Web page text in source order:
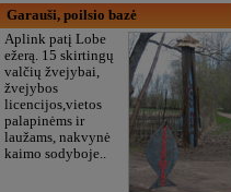
Garauši, poilsio bazė
Aplink patį Lobe
ežerą. 15 skirtingų
valčių žvejybai,
žvejybos
licencijos,vietos
palapinėms ir
laužams, nakvynė
kaimo sodyboje..